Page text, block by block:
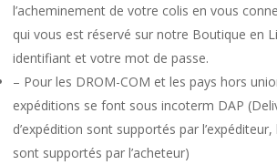
l’acheminement de votre colis en vous
qui vous est réservé sur notre Boutique en
identifiant et votre mot de passe.
– Pour les DROM-COM et les pays hors
expéditions se font sous incoterm DAP
d’expédition sont supportés par
sont supportés par l’acheteur)